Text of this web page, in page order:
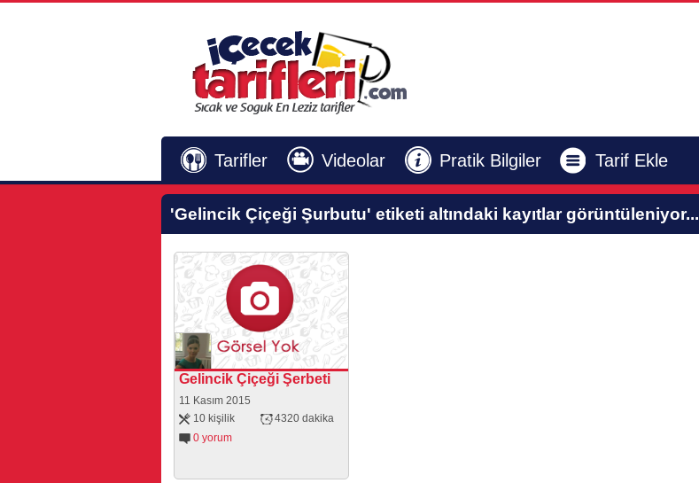
Tarifler Videolar Pratik Bilgiler Tarif Ekle
'Gelincik Çiçeği Şurbutu' etiketi altındaki kayıtlar görüntüleniyor...
Gelincik Çiçeği Şerbeti
11 Kasım 2015
10 kişilik
4320 dakika
0 yorum